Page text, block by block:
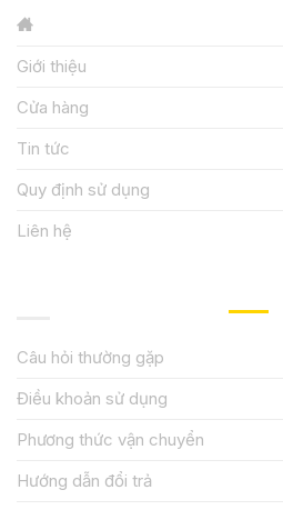
Giới thiệu
Cửa hàng
Tin tức
Quy định sử dụng
Liên hệ
Câu hỏi thường gặp
Điều khoản sử dụng
Phương thức vận chuyển
Hướng dẫn đổi trả